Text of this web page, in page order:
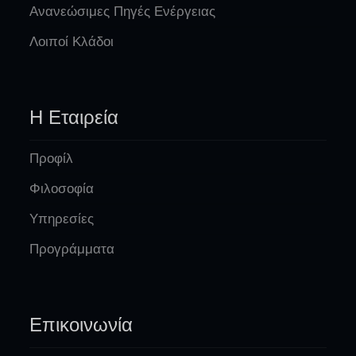
Ανανεώσιμες Πηγές Ενέργειας
Λοιποί Κλάδοι
Η Εταιρεία
Προφίλ
Φιλοσοφία
Υπηρεσίες
Προγράμματα
Επικοινωνία